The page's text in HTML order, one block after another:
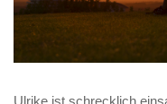
Ulrike ist schrecklich